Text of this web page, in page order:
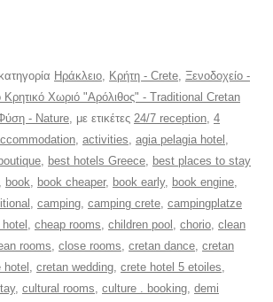
Ηράκλειο, Κρήτη - Crete, Ξενοδοχείο -
Κρητικό Χωριό "Αρόλιθος" - Traditional Cretan
- Nature, με ετικέτες 24/7 reception, 4
, activities, agia pelagia hotel ,
, best hotels Greece, best places to stay
, book, book cheaper, book early, book engine,
, camping, camping crete, campingplatze
, cheap rooms, children pool , chorio, clean
rooms, close rooms, cretan dance, cretan
, cretan wedding, crete hotel 5 etoiles,
, cultural rooms, culture . booking, demi